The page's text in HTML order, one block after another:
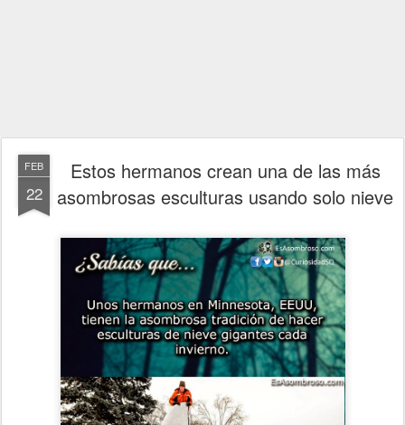
FEB
22
Estos hermanos crean una de las más
asombrosas esculturas usando solo nieve